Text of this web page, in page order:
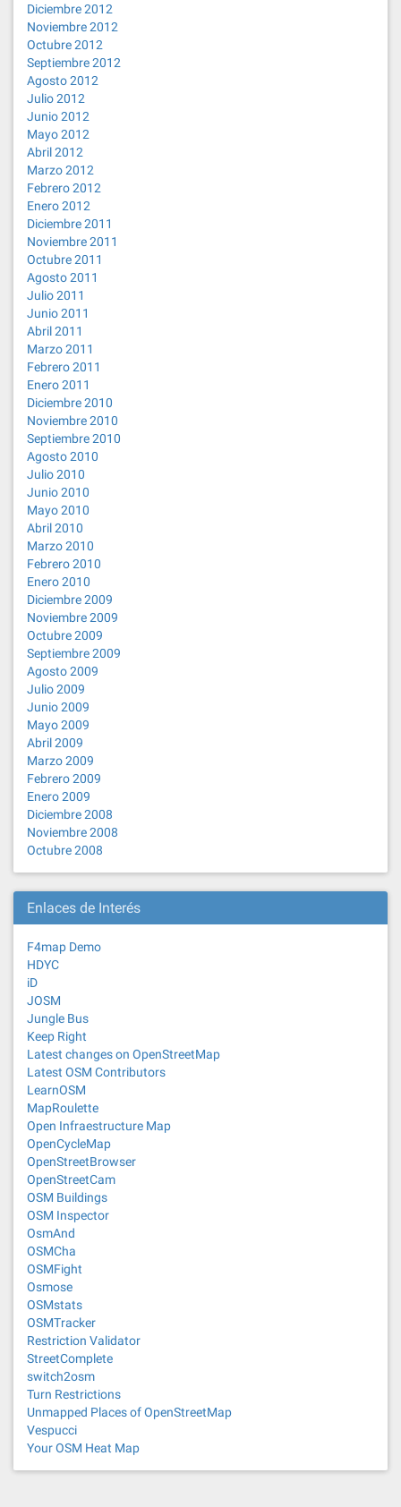
Diciembre 2012
Noviembre 2012
Octubre 2012
Septiembre 2012
Agosto 2012
Julio 2012
Junio 2012
Mayo 2012
Abril 2012
Marzo 2012
Febrero 2012
Enero 2012
Diciembre 2011
Noviembre 2011
Octubre 2011
Agosto 2011
Julio 2011
Junio 2011
Abril 2011
Marzo 2011
Febrero 2011
Enero 2011
Diciembre 2010
Noviembre 2010
Septiembre 2010
Agosto 2010
Julio 2010
Junio 2010
Mayo 2010
Abril 2010
Marzo 2010
Febrero 2010
Enero 2010
Diciembre 2009
Noviembre 2009
Octubre 2009
Septiembre 2009
Agosto 2009
Julio 2009
Junio 2009
Mayo 2009
Abril 2009
Marzo 2009
Febrero 2009
Enero 2009
Diciembre 2008
Noviembre 2008
Octubre 2008
Enlaces de Interés
F4map Demo
HDYC
iD
JOSM
Jungle Bus
Keep Right
Latest changes on OpenStreetMap
Latest OSM Contributors
LearnOSM
MapRoulette
Open Infraestructure Map
OpenCycleMap
OpenStreetBrowser
OpenStreetCam
OSM Buildings
OSM Inspector
OsmAnd
OSMCha
OSMFight
Osmose
OSMstats
OSMTracker
Restriction Validator
StreetComplete
switch2osm
Turn Restrictions
Unmapped Places of OpenStreetMap
Vespucci
Your OSM Heat Map